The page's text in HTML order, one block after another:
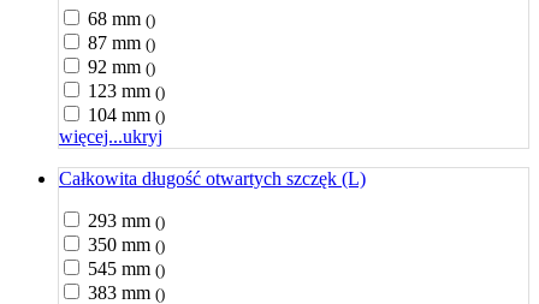
68 mm ()
87 mm ()
92 mm ()
123 mm ()
104 mm ()
więcej...ukryj
Całkowita długość otwartych szczęk (L)
293 mm ()
350 mm ()
545 mm ()
383 mm ()